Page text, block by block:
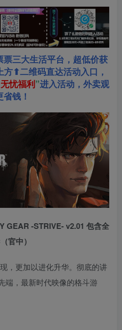
三大生活平台，超低价获
⬆二维码直达活动入口，
无忧福利”进入活动，外卖观
钱！
GEAR -STRIVE- v2.01 包含全
官中）
，更加以进化升华。彻底的讲
端，最新时代映像的格斗游